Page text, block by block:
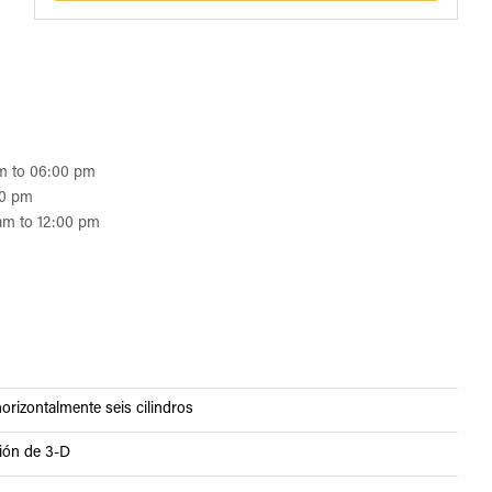
to 06:00 pm
pm
to 12:00 pm
seis cilindros
de 3-D